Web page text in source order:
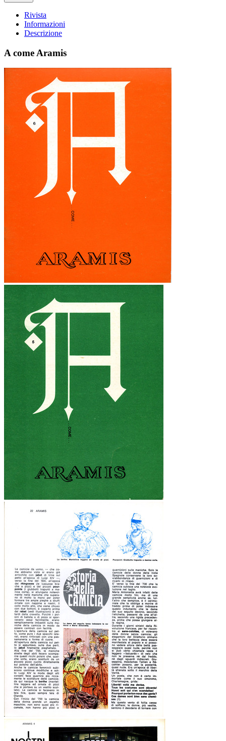
Rivista
Informazioni
Descrizione
A come Aramis